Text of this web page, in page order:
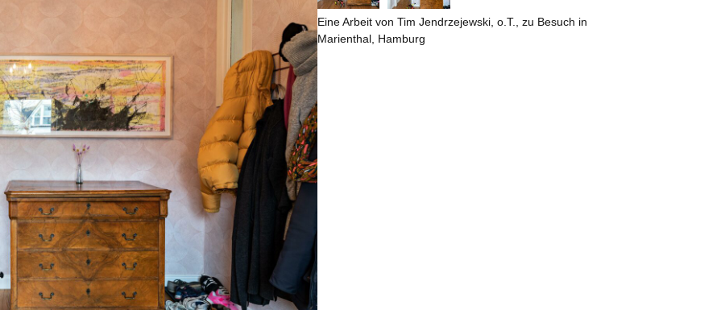
Eine Arbeit von Tim Jendrzejewski, o.T., zu Besuch in
Marienthal, Hamburg